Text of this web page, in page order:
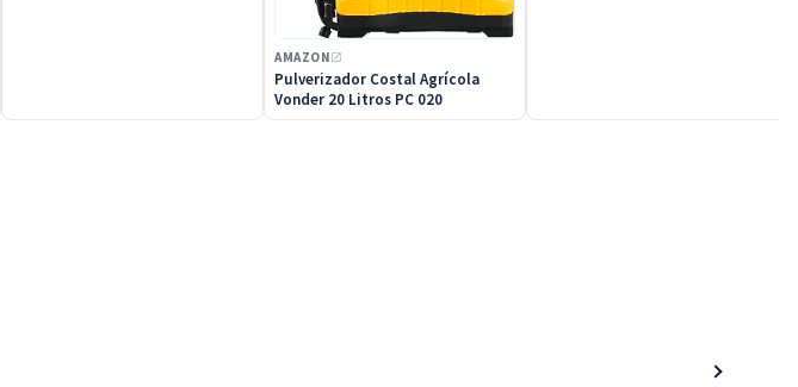
AMAZON
Pulverizador Costal Agrícola
Vonder 20 Litros PC 020